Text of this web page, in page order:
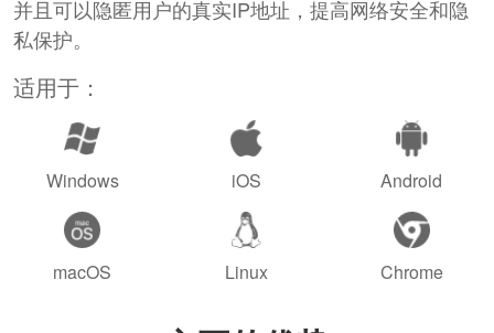
并且可以隐匿用户的真实IP地址，提高网络安全和隐
私保护。
适用于：
Windows iOS Android
macOS Linux Chrome